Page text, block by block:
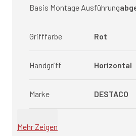
Basis Montage Ausführung
Grifffarbe Rot
Handgriff Horizontal
Marke DESTACO
Mehr Zeigen